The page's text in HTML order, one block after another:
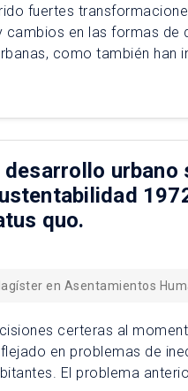
fuertes
en las formas de
como también han
urbano
quo.
en Asentamientos
certeras al
en problemas de
El problema